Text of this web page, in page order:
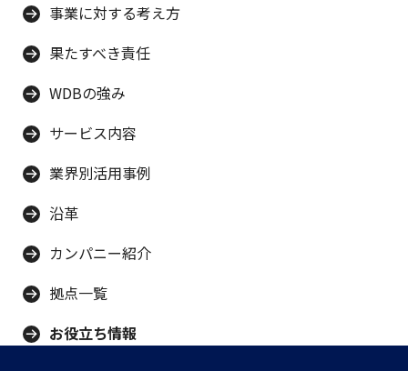
事業に対する考え方
果たすべき責任
WDBの強み
サービス内容
業界別活用事例
沿革
カンパニー紹介
拠点一覧
お役立ち情報